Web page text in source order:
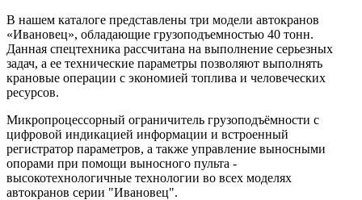
В нашем каталоге представлены три модели автокранов
«Ивановец», обладающие грузоподъемностью 40 тонн.
Данная спецтехника рассчитана на выполнение серьезных
задач, а ее технические параметры позволяют выполнять
крановые операции с экономией топлива и человеческих
ресурсов.
Микропроцессорный ограничитель грузоподъёмности с
цифровой индикацией информации и встроенный
регистратор параметров, а также управление выносными
опорами при помощи выносного пульта -
высокотехнологичные технологии во всех моделях
автокранов серии "Ивановец".